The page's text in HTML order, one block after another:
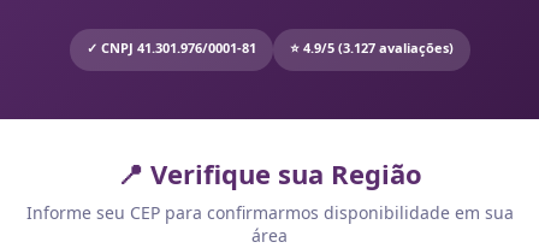
✓ CNPJ 41.301.976/0001-81 ⭐ 4.9/5 (3.127 avaliações)
📍 Verifique sua Região
Informe seu CEP para confirmarmos disponibilidade em sua
área